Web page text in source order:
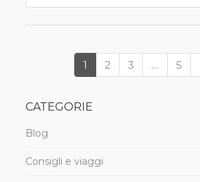
1 2 3 … 5
CATEGORIE
Blog
Consigli e viaggi